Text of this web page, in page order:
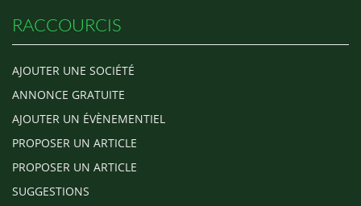
RACCOURCIS
AJOUTER UNE SOCIÉTÉ
ANNONCE GRATUITE
AJOUTER UN ÉVÈNEMENTIEL
PROPOSER UN ARTICLE
PROPOSER UN ARTICLE
SUGGESTIONS